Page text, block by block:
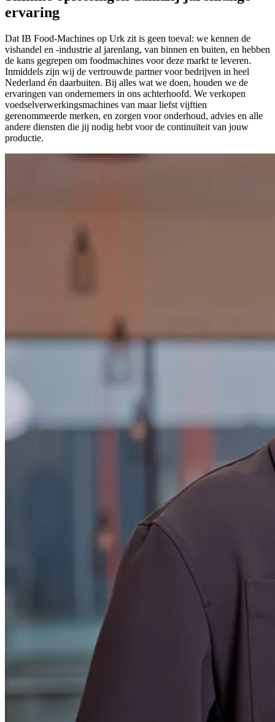
ervaring
Dat IB Food-Machines op Urk zit is geen toeval: we kennen de
vishandel en -industrie al jarenlang, van binnen en buiten, en hebben
de kans gegrepen om foodmachines voor deze markt te leveren.
Inmiddels zijn wij de vertrouwde partner voor bedrijven in heel
Nederland én daarbuiten. Bij alles wat we doen, houden we de
ervaringen van ondernemers in ons achterhoofd. We verkopen
voedselverwerkingsmachines van maar liefst vijftien
gerenommeerde merken, en zorgen voor onderhoud, advies en alle
andere diensten die jij nodig hebt voor de continuïteit van jouw
productie.